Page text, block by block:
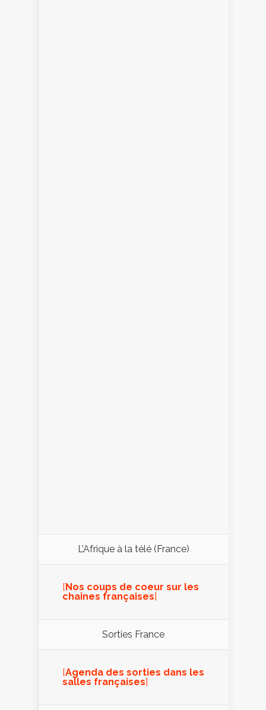
L’Afrique à la télé (France)
[ Nos coups de coeur sur les
chaînes françaises]
Sorties France
[Agenda des sorties dans les
salles françaises]